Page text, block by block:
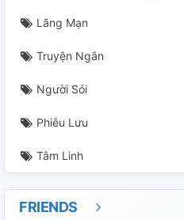
Lãng Mạn
Truyện Ngắn
Người Sói
Phiêu Lưu
Tâm Linh
FRIENDS